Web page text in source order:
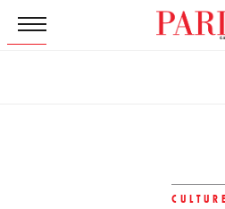
CULTURE